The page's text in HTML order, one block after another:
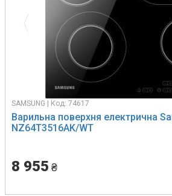
SAMSUNG | Код: 74617
Варильна поверхня електрична
NZ64T3516AK/WT
8 955 ₴